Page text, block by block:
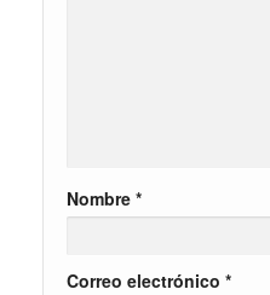
Nombre *
Correo electrónico *